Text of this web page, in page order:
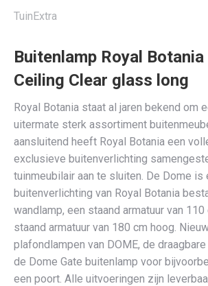
TuinExtra
Buitenlamp Royal Botania
Ceiling Clear glass long
Royal Botania staat al jaren bekend om
uitermate sterk assortiment
aansluitend heeft Royal Botania een
exclusieve buitenverlichting
tuinmeubilair aan te sluiten. De Dome is
buitenverlichting van Royal Botania
wandlamp, een staand armatuur van
staand armatuur van 180 cm hoog.
plafondlampen van DOME, de
de Dome Gate buitenlamp voor
een poort. Alle uitvoeringen zijn